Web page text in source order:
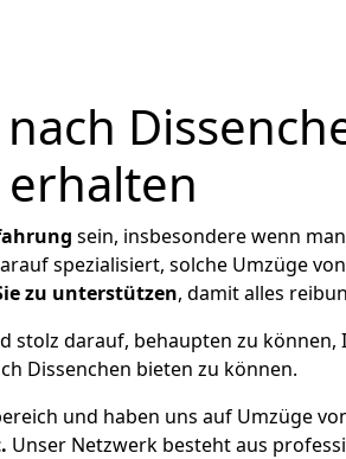
erhalten
sein, insbesondere wenn
spezialisiert, solche Umzüge
zu unterstützen, damit alles
stolz darauf, behaupten zu
Dissenchen bieten zu können.
und haben uns auf Umzüge
Unser Netzwerk besteht aus